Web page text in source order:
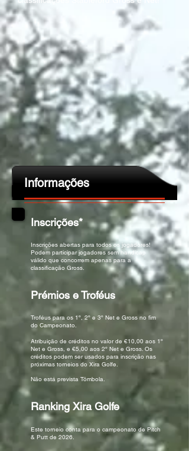
Informações
Inscrições*
Inscrições abertas para todos os jogadores!
Podem participar jogadores sem handicap
válido que concorrem apenas para a
classificação Gross.
Prémios e Troféus
Troféus para os 1º, 2º e 3º Net e Gross no fim
do Campeonato.
Atribuição de créditos no valor de €10,00 aos 1º
Net e Gross, e €5,00 aos 2º Net e Gross. Os
créditos podem ser usados para inscrição nas
próximas torneios do Xira Golfe.
Não está prevista Tômbola.
Ranking Xira Golfe
Este torneio conta para o campeonato de Pitch
& Putt de 2026.